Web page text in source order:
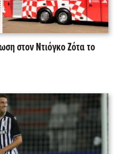
στον Ντιόγκο Ζότα το